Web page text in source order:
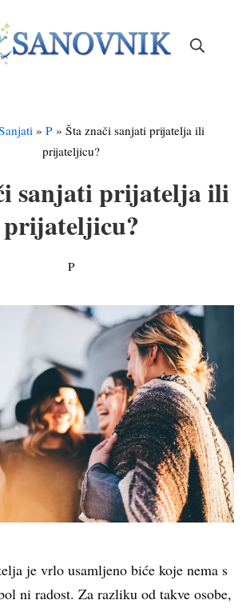
» P» Šta znači sanjati prijatelja ili
prijateljicu?
sanjati prijatelja ili
prijateljicu?
P
je vrlo usamljeno biće koje nema s
ni radost. Za razliku od takve osobe,